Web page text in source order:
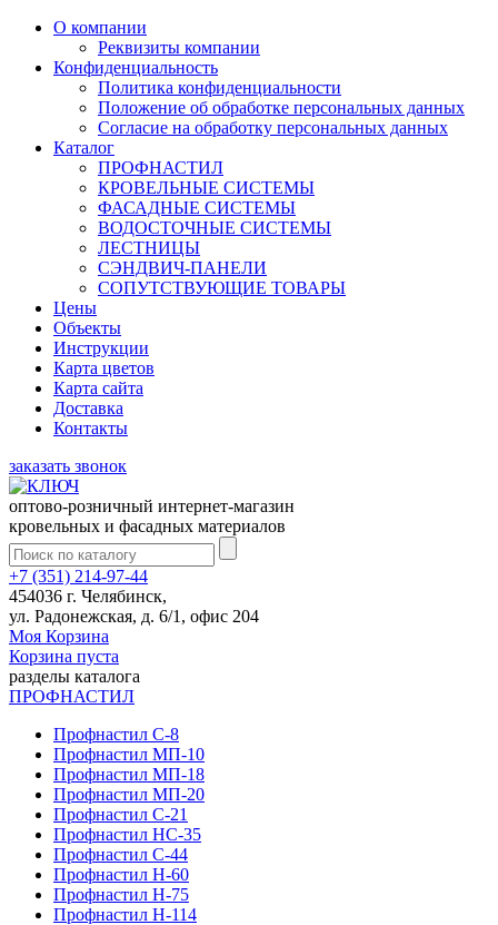
О компании
Реквизиты компании
Конфиденциальность
Политика конфиденциальности
Положение об обработке персональных данных
Согласие на обработку персональных данных
Каталог
ПРОФНАСТИЛ
КРОВЕЛЬНЫЕ СИСТЕМЫ
ФАСАДНЫЕ СИСТЕМЫ
ВОДОСТОЧНЫЕ СИСТЕМЫ
ЛЕСТНИЦЫ
СЭНДВИЧ-ПАНЕЛИ
СОПУТСТВУЮЩИЕ ТОВАРЫ
Цены
Объекты
Инструкции
Карта цветов
Карта сайта
Доставка
Контакты
заказать звонок
оптово-розничный интернет-магазин
кровельных и фасадных материалов
+7 (351) 214-97-44
454036 г. Челябинск,
ул. Радонежская, д. 6/1, офис 204
Моя Корзина
Корзина пуста
разделы каталога
ПРОФНАСТИЛ
Профнастил С-8
Профнастил МП-10
Профнастил МП-18
Профнастил МП-20
Профнастил С-21
Профнастил НС-35
Профнастил С-44
Профнастил Н-60
Профнастил Н-75
Профнастил Н-114